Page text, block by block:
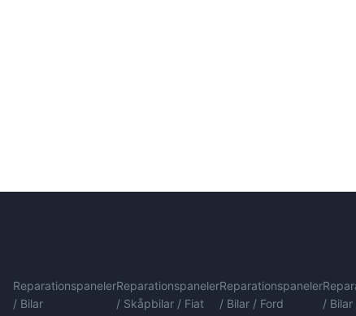
Reparationspaneler
/ Bilar
Reparationspaneler
/ Skåpbilar / Fiat
Reparationspaneler
/ Bilar / Ford
/